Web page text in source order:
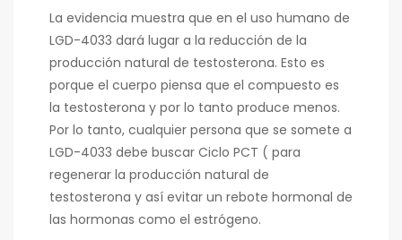
La evidencia muestra que en el uso humano de
LGD-4033 dará lugar a la reducción de la
producción natural de testosterona. Esto es
porque el cuerpo piensa que el compuesto es
la testosterona y por lo tanto produce menos.
Por lo tanto, cualquier persona que se somete a
LGD-4033 debe buscar Ciclo PCT ( para
regenerar la producción natural de
testosterona y así evitar un rebote hormonal de
las hormonas como el estrógeno.